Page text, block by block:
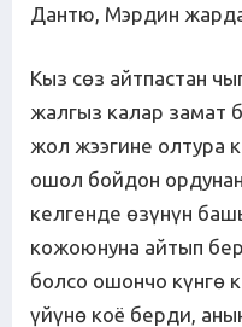
Дантю, Мэрдин
Кыз сөз айтпастан
жалгыз калар замат
жол жээгине олтура
ошол бойдон
келгенде өзүнүн
кожоюнуна айтып
болсо ошончо күнгө
үйүнө коё берди,